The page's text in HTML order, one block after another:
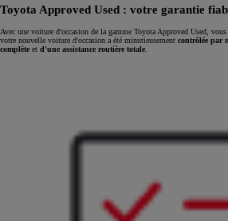
Toyota Approved Used : votre garantie
Avec une voiture d'occasion de la gamme Toyota Approved Used,
votre nouvelle voiture d'occasion a été minutieusement contrôlée par
complète et d'une assistance routière totale